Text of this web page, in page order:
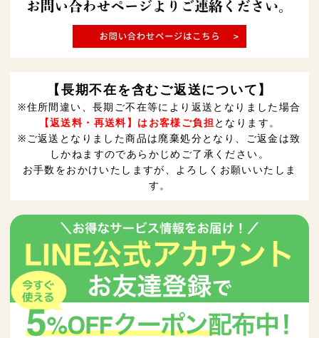
【長期不在を含むご返送について】
※住所間違い、長期ご不在等により返送となりました場合
【返送料・再送料】はお客様ご負担となります。
※ご返送となりました商品は廃棄処分となり、ご返金は致
しかねますのであらかじめご了承ください。
お手数をおかけいたしますが、よろしくお願いいたしま
す。